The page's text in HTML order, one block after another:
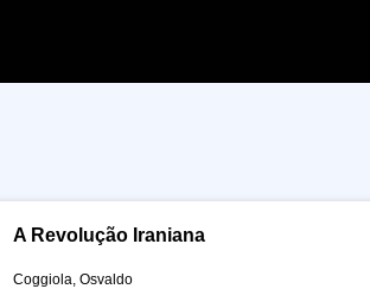
A Revolução Iraniana
Coggiola, Osvaldo